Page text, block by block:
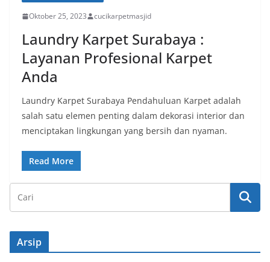
Oktober 25, 2023 cucikarpetmasjid
Laundry Karpet Surabaya :
Layanan Profesional Karpet
Anda
Laundry Karpet Surabaya Pendahuluan Karpet adalah
salah satu elemen penting dalam dekorasi interior dan
menciptakan lingkungan yang bersih dan nyaman.
Read More
Arsip